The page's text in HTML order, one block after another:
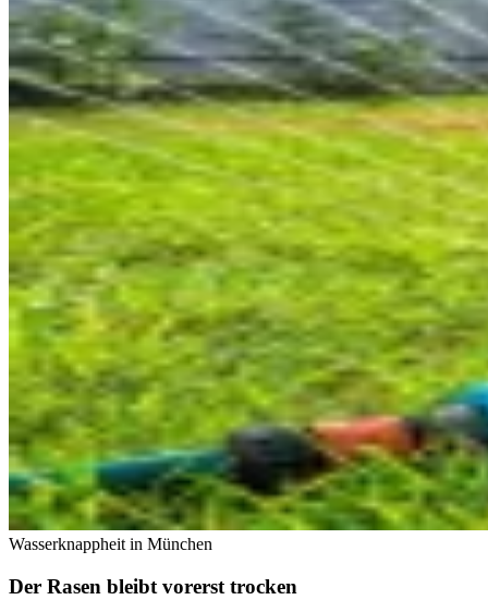
Wasserknappheit in München
Der Rasen bleibt vorerst trocken